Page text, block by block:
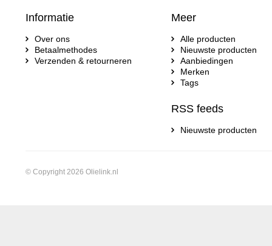
Informatie
Over ons
Betaalmethodes
Verzenden & retourneren
Meer
Alle producten
Nieuwste producten
Aanbiedingen
Merken
Tags
RSS feeds
Nieuwste producten
© Copyright 2026 Olielink.nl